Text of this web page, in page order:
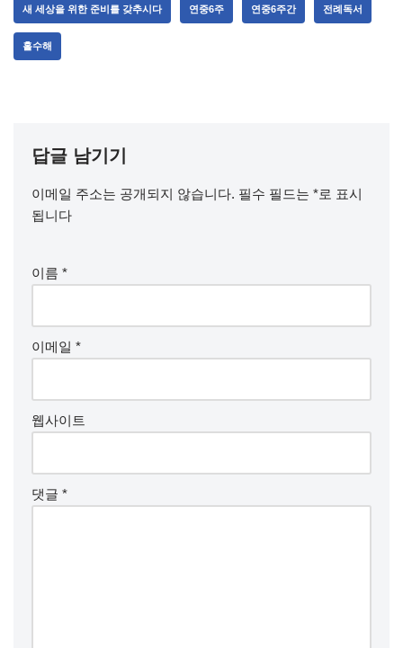
새 세상을 위한 준비를 갖추시다 연중6주 연중6주간 전례독서
홀수해
답글 남기기
이메일 주소는 공개되지 않습니다. 필수 필드는 *로 표시
됩니다
이름 *
이메일 *
웹사이트
댓글 *